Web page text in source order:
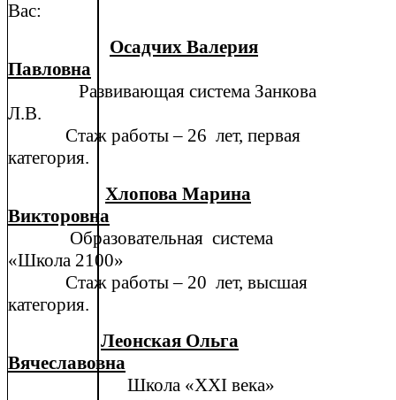
Вас:
Осадчих Валерия
Павловна
Развивающая система Занкова
Л.В.
Стаж работы – 26 лет, первая
категория.
Хлопова Марина
Викторовна
Образовательная система
«Школа 2100»
Стаж работы – 20 лет, высшая
категория.
Леонская Ольга
Вячеславовна
Школа «ХХI века»